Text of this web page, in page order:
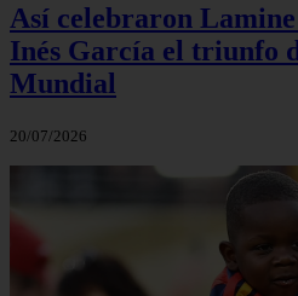
Así celebraron
Inés García el triunfo
Mundial
20/07/2026